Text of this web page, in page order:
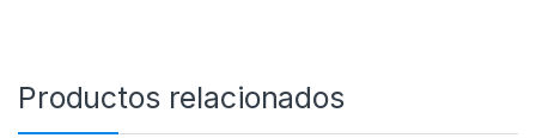
Productos relacionados